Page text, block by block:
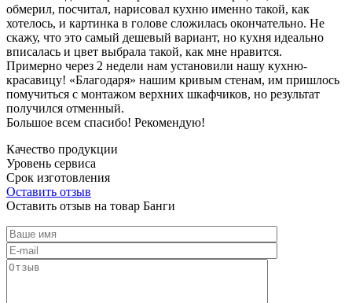
обмерил, посчитал, нарисовал кухню именно такой, как
хотелось, и картинка в голове сложилась окончательно. Не
скажу, что это самый дешевый вариант, но кухня идеально
вписалась и цвет выбрала такой, как мне нравится.
Примерно через 2 недели нам установили нашу кухню-
красавицу! «Благодаря» нашим кривым стенам, им пришлось
помучиться с монтажом верхних шкафчиков, но результат
получился отменный.
Большое всем спасибо! Рекомендую!
Качество продукции
Уровень сервиса
Срок изготовления
Оставить отзыв
Оставить отзыв на товар Банги